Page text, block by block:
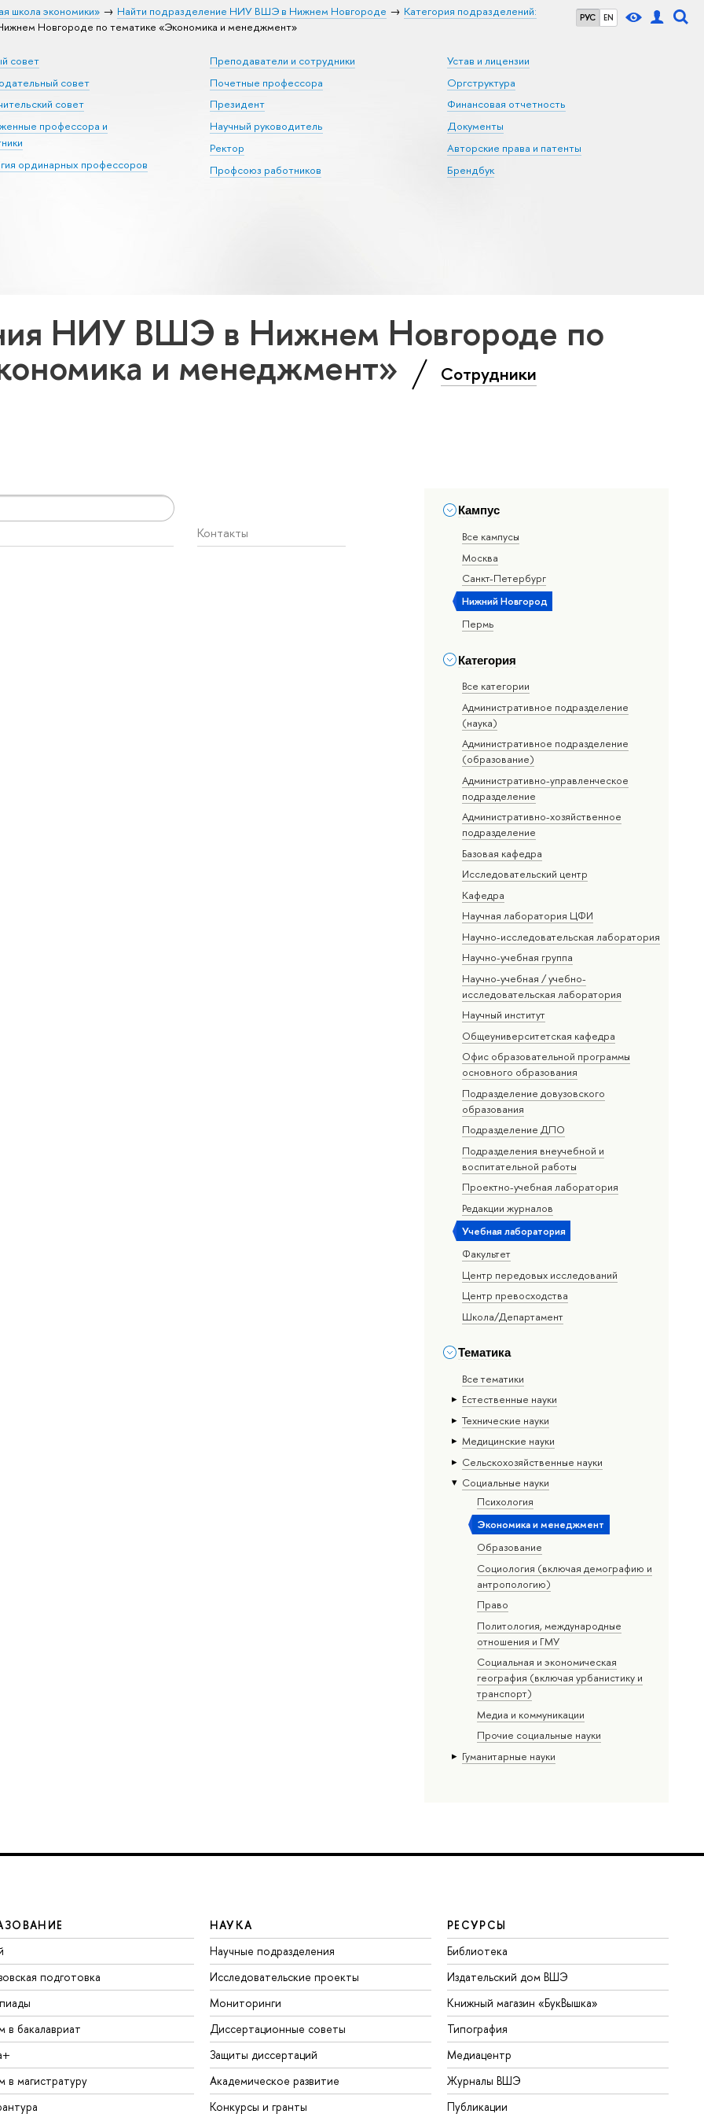
РУС EN
школа экономики» Найти подразделение НИУ ВШЭ в Нижнем Новгороде
Категория подразделений:
Новгороде по тематике «Экономика и менеджмент»
совет
совет
совет
профессора и
ординарных профессоров
Преподаватели и сотрудники
Почетные профессора
Президент
Научный руководитель
Ректор
Профсоюз работников
Устав и лицензии
Оргструктура
Финансовая отчетность
Документы
Авторские права и патенты
Брендбук
НИУ ВШЭ в Нижнем Новгороде по
и менеджмент» Сотрудники
Кампус
Все кампусы
Москва
Санкт-Петербург
Нижний Новгород
Пермь
Категория
Все категории
Административное подразделение
(наука)
Административное подразделение
(образование)
Административно-управленческое
подразделение
Административно-хозяйственное
подразделение
Базовая кафедра
Исследовательский центр
Кафедра
Научная лаборатория ЦФИ
Научно-исследовательская лаборатория
Научно-учебная группа
Научно-учебная / учебно-
исследовательская лаборатория
Научный институт
Общеуниверситетская кафедра
Офис образовательной программы
основного образования
Подразделение довузовского
образования
Подразделение ДПО
Подразделения внеучебной и
воспитательной работы
Проектно-учебная лаборатория
Редакции журналов
Учебная лаборатория
Факультет
Центр передовых исследований
Центр превосходства
Школа/Департамент
Тематика
Все тематики
Естественные науки
Тех­ничес­кие науки
Медицинские науки
Сельскохозяйственные науки
Социальные науки
Психология
Экономика и менеджмент
Образование
Социология (включая демографию и
антропологию)
Право
Политология, международные
отношения и ГМУ
Социальная и экономическая
география (включая урбанистику и
транспорт)
Медиа и коммуникации
Прочие социальные науки
Гуманитарные науки
Контакты
подготовка
в бакалавриат
в магистратуру
НАУКА
Научные подразделения
Исследовательские проекты
Мониторинги
Диссертационные советы
Защиты диссертаций
Академическое развитие
Конкурсы и гранты
РЕСУРСЫ
Библиотека
Издательский дом ВШЭ
Книжный магазин «БукВышка»
Типография
Медиацентр
Журналы ВШЭ
Публикации